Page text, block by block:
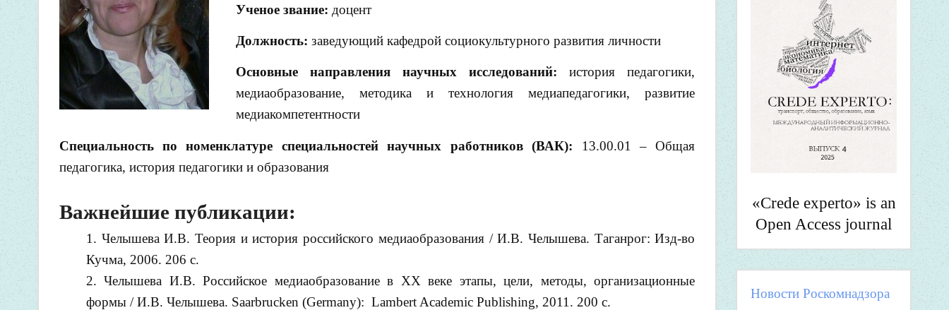
Ученое звание: доцент
Должность: заведующий кафедрой социокультурного развития личности
Основные направления научных исследований: история педагогики,
медиаобразование, методика и технология медиапедагогики, развитие
медиакомпетентности
Специальность по номенклатуре специальностей научных работников (ВАК): 13.00.01 – Общая
педагогика, история педагогики и образования
Важнейшие публикации:
Челышева И.В. Теория и история российского медиаобразования / И.В. Челышева. Таганрог: Изд-во
Кучма, 2006. 206 с.
Челышева И.В. Российское медиаобразование в ХХ веке этапы, цели, методы, организационные
формы / И.В. Челышева. Saarbrucken (Germany): Lambert Academic Publishing, 2011. 200 с.
«Crede experto» is an
Open Access journal
Новости Роскомнадзора